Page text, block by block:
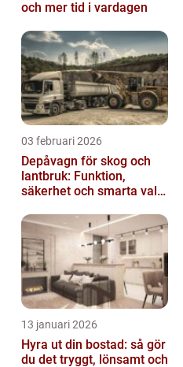
och mer tid i vardagen
03 februari 2026
Depåvagn för skog och
lantbruk: Funktion,
säkerhet och smarta val
13 januari 2026
Hyra ut din bostad: så gör
du det tryggt, lönsamt och